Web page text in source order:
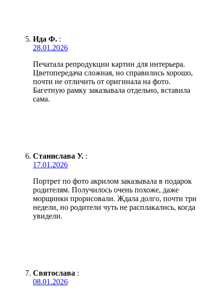
Ида Ф. :
28.01.2026
Печатала репродукции картин для интерьера.
Цветопередача сложная, но справились хорошо,
почти не отличить от оригинала на фото.
Багетную рамку заказывала отдельно, вставила
сама.
Станислава У. :
17.01.2026
Портрет по фото акрилом заказывала в подарок
родителям. Получилось очень похоже, даже
морщинки прорисовали. Ждала долго, почти три
недели, но родители чуть не расплакались, когда
увидели.
Святослава :
08.01.2026